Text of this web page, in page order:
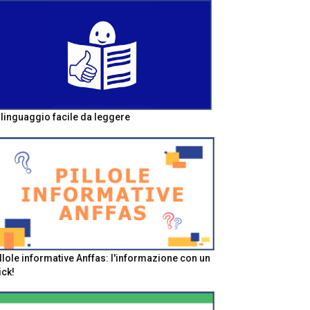
linguaggio facile da leggere
informative Anffas: l'informazione con un